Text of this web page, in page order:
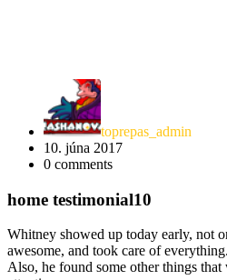
toprepas_admin
10. júna 2017
0 comments
home testimonial10
Whitney showed up today early, not
awesome, and took care of
Also, he found some other things